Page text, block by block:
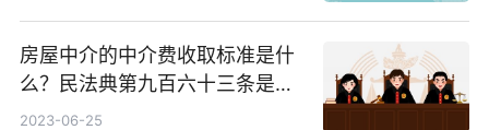
房屋中介的中介费收取标准是什
么？民法典第九百六十三条是什
么？-天天热门
2023-06-25